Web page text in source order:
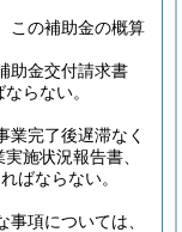
この補助金の概算
助金交付請求書
らない。
業完了後遅滞なく
実施状況報告書、
ばならない。
項については、